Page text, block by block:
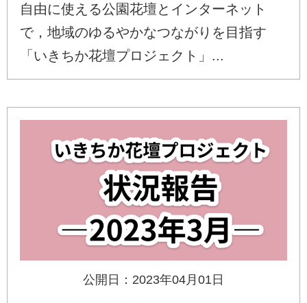
自由に使える公園花壇とインターネット
で，地域のゆるやかなつながりを目指す
「いきちか花壇プロジェクト」...
公開日：2023年04月01日